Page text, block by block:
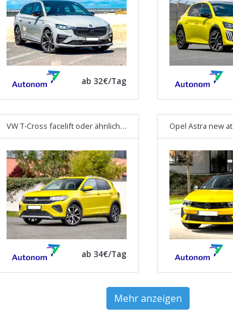
ab 32€/Tag
VW T-Cross facelift oder ähnliches
ab 34€/Tag
Opel Astra new at
Mehr anzeigen